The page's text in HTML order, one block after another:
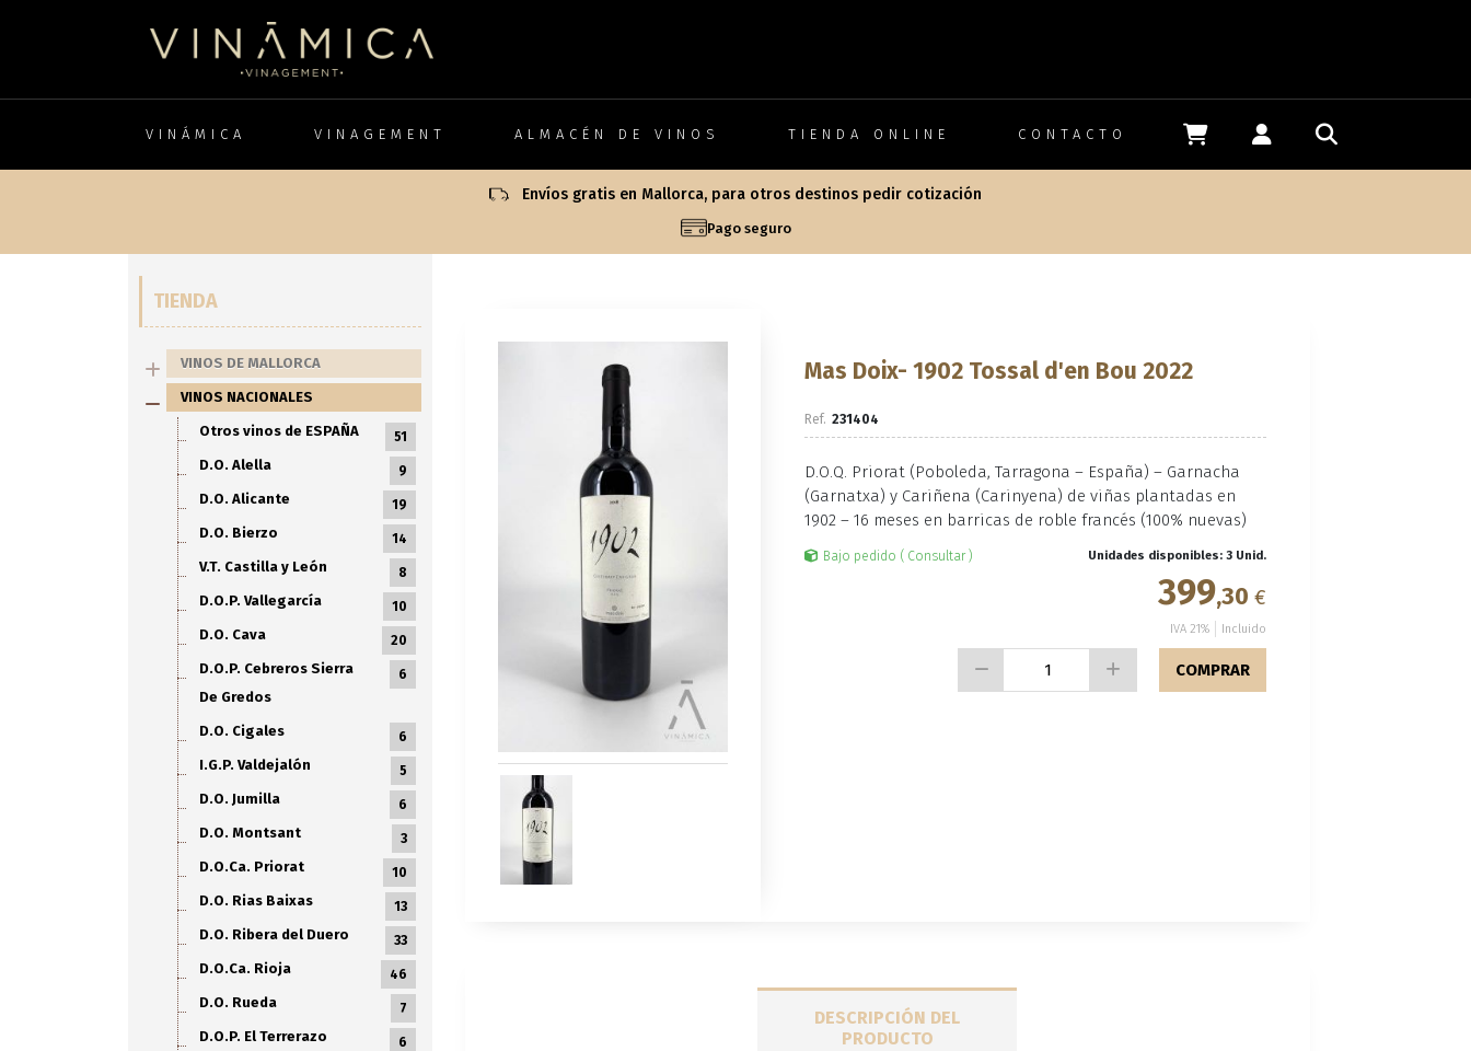
VINÁMICA VINAGEMENT ALMACÉN DE VINOS TIENDA ONLINE CONTACTO
Envíos gratis en Mallorca, para otros destinos pedir cotización
Pago seguro
TIENDA
VINOS DE MALLORCA
VINOS NACIONALES
Otros vinos de ESPAÑA 51
D.O. Alella 9
D.O. Alicante 19
D.O. Bierzo 14
V.T. Castilla y León 8
D.O.P. Vallegarcía 10
D.O. Cava 20
D.O.P. Cebreros Sierra
De Gredos
6
D.O. Cigales 6
I.G.P. Valdejalón 5
D.O. Jumilla 6
D.O. Montsant 3
D.O.Ca. Priorat 10
D.O. Rias Baixas 13
D.O. Ribera del Duero 33
D.O.Ca. Rioja 46
D.O. Rueda 7
D.O.P. El Terrerazo 6
Mas Doix- 1902 Tossal d'en Bou 2022
231404
D.O.Q. Priorat (Poboleda, Tarragona – España) – Garnacha
(Garnatxa) y Cariñena (Carinyena) de viñas plantadas en
1902 – 16 meses en barricas de roble francés (100% nuevas)
Bajo pedido ( Consultar ) Unidades disponibles: 3 Unid.
399,30 €
IVA 21% Incluido
COMPRAR
DESCRIPCIÓN DEL
PRODUCTO